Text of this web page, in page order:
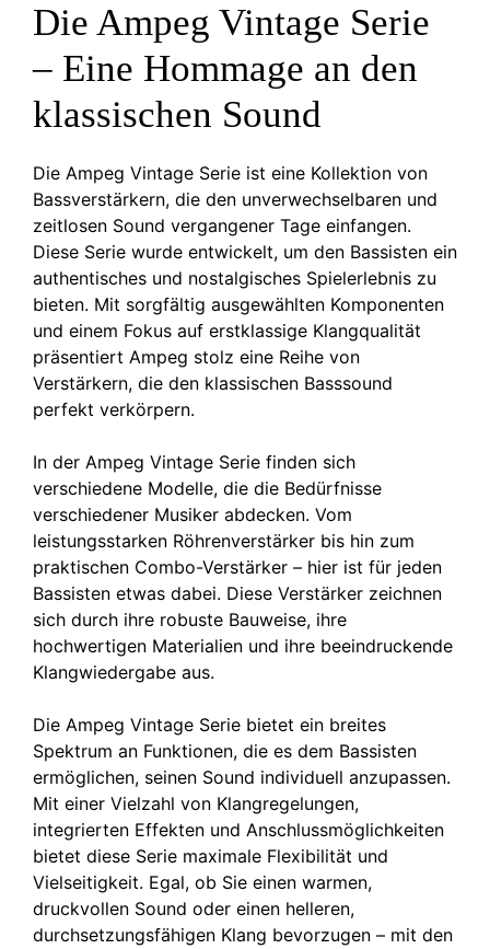
Die Ampeg Vintage Serie
– Eine Hommage an den
klassischen Sound
Die Ampeg Vintage Serie ist eine Kollektion von
Bassverstärkern, die den unverwechselbaren und
zeitlosen Sound vergangener Tage einfangen.
Diese Serie wurde entwickelt, um den Bassisten ein
authentisches und nostalgisches Spielerlebnis zu
bieten. Mit sorgfältig ausgewählten Komponenten
und einem Fokus auf erstklassige Klangqualität
präsentiert Ampeg stolz eine Reihe von
Verstärkern, die den klassischen Basssound
perfekt verkörpern.
In der Ampeg Vintage Serie finden sich
verschiedene Modelle, die die Bedürfnisse
verschiedener Musiker abdecken. Vom
leistungsstarken Röhrenverstärker bis hin zum
praktischen Combo-Verstärker – hier ist für jeden
Bassisten etwas dabei. Diese Verstärker zeichnen
sich durch ihre robuste Bauweise, ihre
hochwertigen Materialien und ihre beeindruckende
Klangwiedergabe aus.
Die Ampeg Vintage Serie bietet ein breites
Spektrum an Funktionen, die es dem Bassisten
ermöglichen, seinen Sound individuell anzupassen.
Mit einer Vielzahl von Klangregelungen,
integrierten Effekten und Anschlussmöglichkeiten
bietet diese Serie maximale Flexibilität und
Vielseitigkeit. Egal, ob Sie einen warmen,
druckvollen Sound oder einen helleren,
durchsetzungsfähigen Klang bevorzugen – mit den